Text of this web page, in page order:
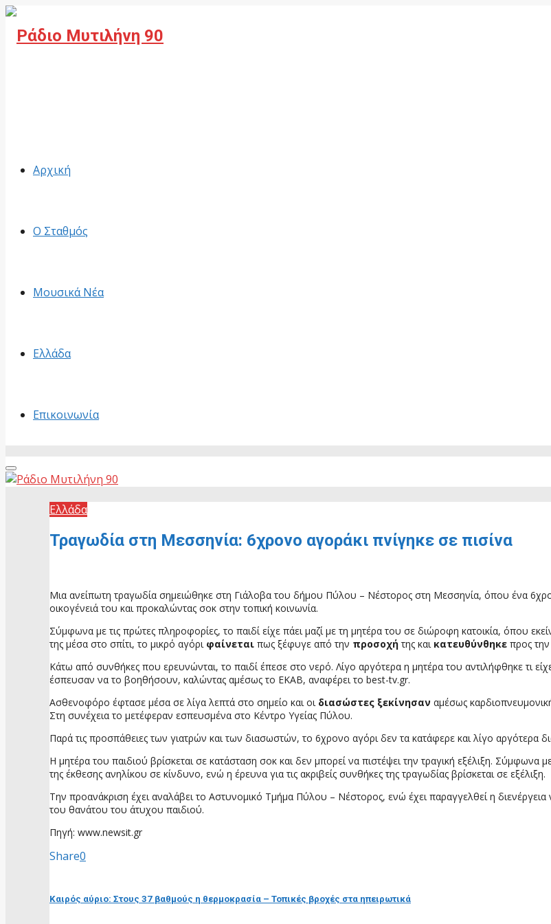
Αρχική
Ο Σταθμός
Μουσικά Νέα
Ελλάδα
Επικοινωνία
Primary
Menu
Ελλάδα
Τραγωδία στη Μεσσηνία: 6χρονο αγοράκι πνίγηκε σε πισίνα
Μια ανείπωτη τραγωδία σημειώθηκε στη Γιάλοβα του δήμου Πύλου – Νέστορος στη Μεσσηνία, όπου ένα
οικογένειά του και προκαλώντας σοκ στην τοπική κοινωνία.
Σύμφωνα με τις πρώτες πληροφορίες, το παιδί είχε πάει μαζί με τη μητέρα του σε διώροφη κατοικία, όπου
της μέσα στο σπίτι, το μικρό αγόρι φαίνεται πως ξέφυγε από την προσοχήτης και κατευθύνθηκε προς την
Κάτω από συνθήκες που ερευνώνται, το παιδί έπεσε στο νερό. Λίγο αργότερα η μητέρα του αντιλήφθηκε τι
έσπευσαν να το βοηθήσουν, καλώντας αμέσως το ΕΚΑΒ, αναφέρει το best-tv.gr.
Ασθενοφόρο έφτασε μέσα σε λίγα λεπτά στο σημείο και οι διασώστες ξεκίνησαν αμέσως
Στη συνέχεια το μετέφεραν εσπευσμένα στο Κέντρο Υγείας Πύλου.
Παρά τις προσπάθειες των γιατρών και των διασωστών, το 6χρονο αγόρι δεν τα κατάφερε και λίγο αργότερα
Η μητέρα του παιδιού βρίσκεται σε κατάσταση σοκ και δεν μπορεί να πιστέψει την τραγική εξέλιξη.
της έκθεσης ανηλίκου σε κίνδυνο, ενώ η έρευνα για τις ακριβείς συνθήκες της τραγωδίας βρίσκεται σε εξέλιξη.
Την προανάκριση έχει αναλάβει το Αστυνομικό Τμήμα Πύλου – Νέστορος, ενώ έχει παραγγελθεί η διενέργεια
του θανάτου του άτυχου παιδιού.
Πηγή: www.newsit.gr
Share0
Καιρός αύριο: Στους 37 βαθμούς η θερμοκρασία – Τοπικές βροχές στα ηπειρωτικά